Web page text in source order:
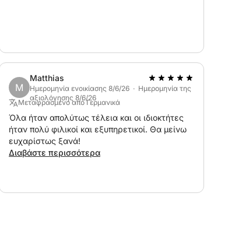
M
Matthias
Ημερομηνία ενοικίασης 8/6/26 · Ημερομηνία της
αξιολόγησης 8/6/26
Μεταφρασμένο από Γερμανικά
Όλα ήταν απολύτως τέλεια και οι ιδιοκτήτες
ήταν πολύ φιλικοί και εξυπηρετικοί. Θα μείνω
ευχαρίστως ξανά!
Διαβάστε περισσότερα